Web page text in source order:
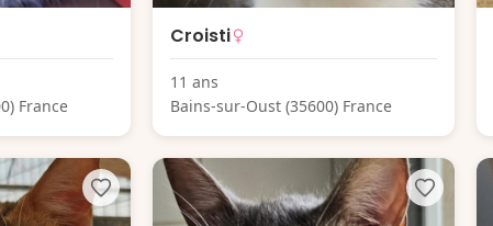
France
Croisti
11 ans
Bains-sur-Oust (35600) France